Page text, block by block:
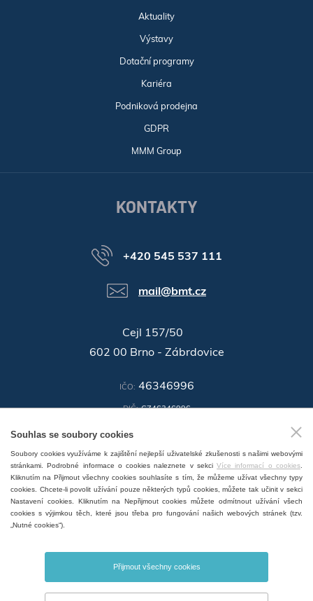
Aktuality
Výstavy
Dotační programy
Kariéra
Podniková prodejna
GDPR
MMM Group
KONTAKTY
+420 545 537 111
mail@bmt.cz
Cejl 157/50
602 00 Brno - Zábrdovice
IČO: 46346996
DIČ: CZ46346996
GPS: 49°11'55.196"N, 16°37'19.559"E
Souhlas se soubory cookies
Soubory cookies využíváme k zajištění nejlepší uživatelské zkušenosti s našimi webovými
stránkami. Podrobné informace o cookies naleznete v sekciVíce informací o cookies
Kliknutím na Přijmout všechny cookies souhlasíte s tím, že můžeme užívat všechny typy
cookies. Chcete-li povolit užívání pouze některých typů cookies, můžete tak učinit v sekci
Nastavení cookies. Kliknutím na Nepřijmout cookies můžete odmítnout užívání všech
cookies s výjimkou těch, které jsou třeba pro fungování našich webových stránek (tzv.
„Nutné cookies“).
Přijmout všechny cookies